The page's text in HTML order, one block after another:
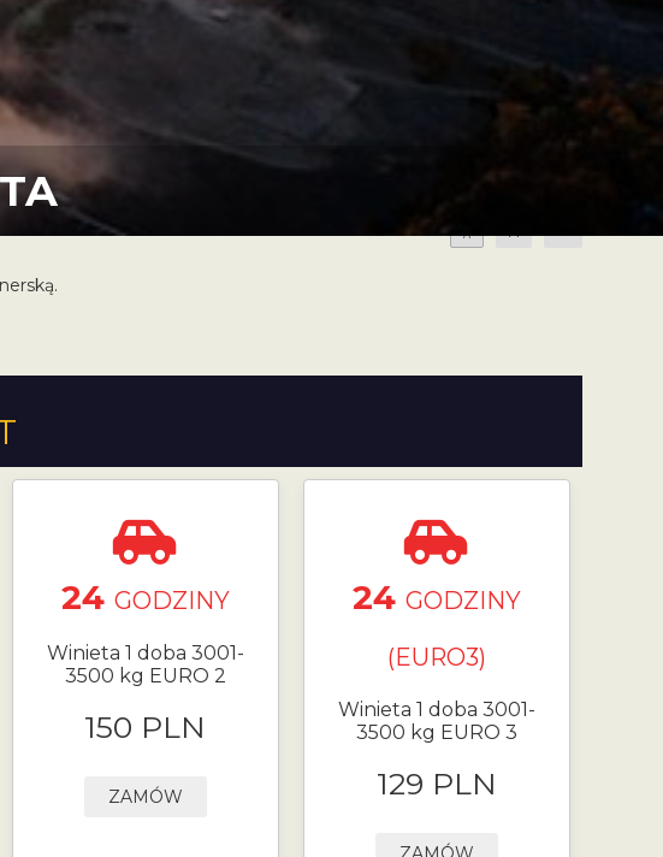
A A
24 GODZINY
Winieta 1 doba 3001-
3500 kg EURO 2
150 PLN
ZAMÓW
24 GODZINY
(EURO3)
Winieta 1 doba 3001-
3500 kg EURO 3
129 PLN